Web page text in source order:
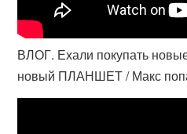
ВЛОГ. Ехали покупать
новый ПЛАНШЕТ / Макс